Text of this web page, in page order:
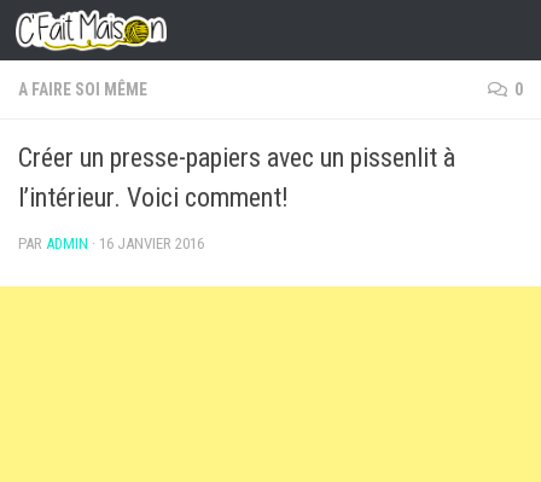
Skip to content
A FAIRE SOI MÊME 0
Créer un presse-papiers avec un pissenlit à
l’intérieur. Voici comment!
PAR ADMIN · 16 JANVIER 2016